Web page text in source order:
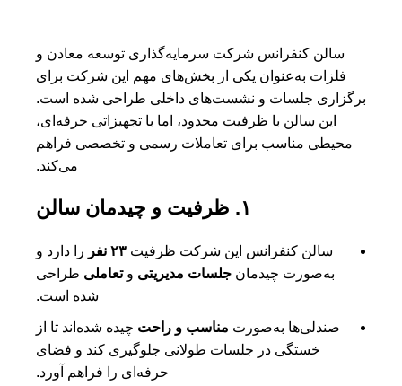
سالن کنفرانس شرکت سرمایه‌گذاری توسعه معادن و
فلزات به‌عنوان یکی از بخش‌های مهم این شرکت برای
برگزاری جلسات و نشست‌های داخلی طراحی شده است.
این سالن با ظرفیت محدود، اما با تجهیزاتی حرفه‌ای،
محیطی مناسب برای تعاملات رسمی و تخصصی فراهم
می‌کند.
۱. ظرفیت و چیدمان سالن
سالن کنفرانس این شرکت ظرفیت ۲۳ نفر
را دارد و
به‌صورت چیدمان جلسات مدیریتی وتعاملی طراحی
شده است.
صندلی‌ها به‌صورت مناسب و راحت چیده شده‌اند تا از
خستگی در جلسات طولانی جلوگیری کند و فضای
حرفه‌ای را فراهم آورد.